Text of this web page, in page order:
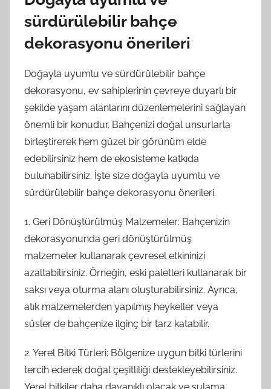
sürdürülebilir bahçe
dekorasyonu önerileri
Doğayla uyumlu ve sürdürülebilir bahçe
dekorasyonu, ev sahiplerinin çevreye duyarlı bir
şekilde yaşam alanlarını düzenlemelerini sağlayan
önemli bir konudur. Bahçenizi doğal unsurlarla
birleştirerek hem güzel bir görünüm elde
edebilirsiniz hem de ekosisteme katkıda
bulunabilirsiniz. İşte size doğayla uyumlu ve
sürdürülebilir bahçe dekorasyonu önerileri.
1. Geri Dönüştürülmüş Malzemeler: Bahçenizin
dekorasyonunda geri dönüştürülmüş
malzemeler kullanarak çevresel etkininizi
azaltabilirsiniz. Örneğin, eski paletleri kullanarak bir
saksı veya oturma alanı oluşturabilirsiniz. Ayrıca,
atık malzemelerden yapılmış heykeller veya
süsler de bahçenize ilginç bir tarz katabilir.
2. Yerel Bitki Türleri: Bölgenize uygun bitki türlerini
tercih ederek doğal çeşitliliği destekleyebilirsiniz.